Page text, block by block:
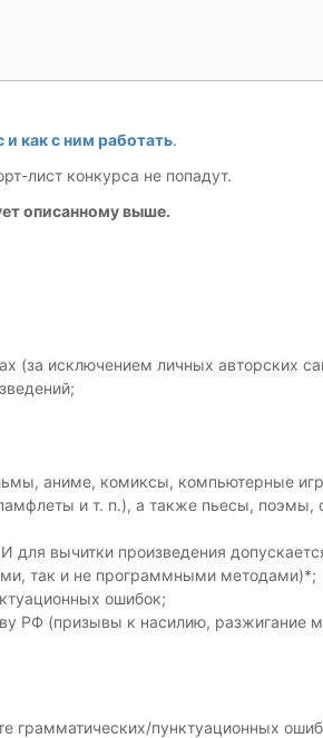
и как с ним работать.
лист конкурса не попадут.
описанному выше.
(за исключением личных авторских
аниме, комиксы, компьютерные
и т. п.), а также пьесы, поэмы,
вычитки произведения
так и не программными методами)*;
ошибок;
РФ (призывы к насилию, разжигание
грамматических/пунктуационных